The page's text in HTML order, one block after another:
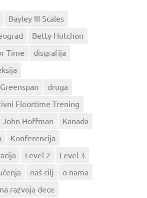
Bayley III Scales
Betty Hutchon
Time
disgrafija
druga
Floortime Trening
John Hoffman
Kanada
Konferencija
Level 2
Level 3
naš cilj
o nama
razvoja dece